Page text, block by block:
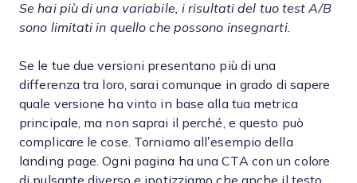
Se hai più di una variabile, i risultati del tuo test A/B
sono limitati in quello che possono insegnarti.
Se le tue due versioni presentano più di una
differenza tra loro, sarai comunque in grado di sapere
quale versione ha vinto in base alla tua metrica
principale, ma non saprai il perché, e questo può
complicare le cose. Torniamo all’esempio della
landing page. Ogni pagina ha una CTA con un colore
di pulsante diversoe ipotizziamo che anche il testo